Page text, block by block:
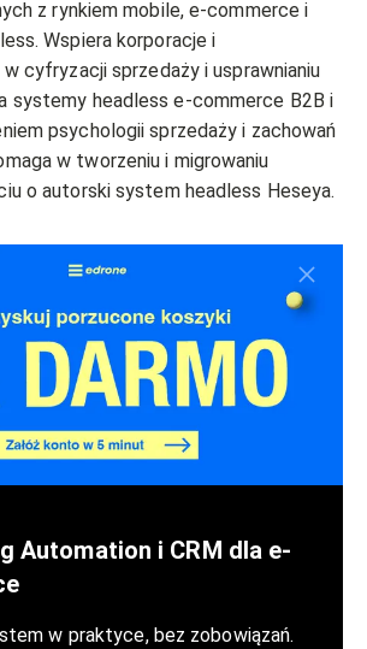
z rynkiem mobile, e-commerce i
Wspiera korporacje i
cyfryzacji sprzedaży i usprawnianiu
systemy headless e-commerce B2B i
psychologii sprzedaży i zachowań
w tworzeniu i migrowaniu
o autorski system headless Heseya.
Automation i CRM dla e-
w praktyce, bez zobowiązań.